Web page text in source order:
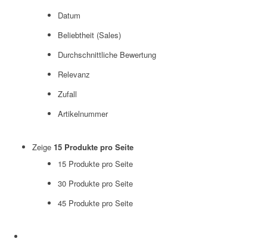
Datum
Beliebtheit (Sales)
Durchschnittliche Bewertung
Relevanz
Zufall
Artikelnummer
Zeige 15 Produkte pro Seite
15 Produkte pro Seite
30 Produkte pro Seite
45 Produkte pro Seite